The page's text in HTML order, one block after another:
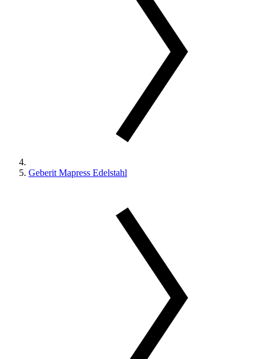
Geberit Mapress Edelstahl